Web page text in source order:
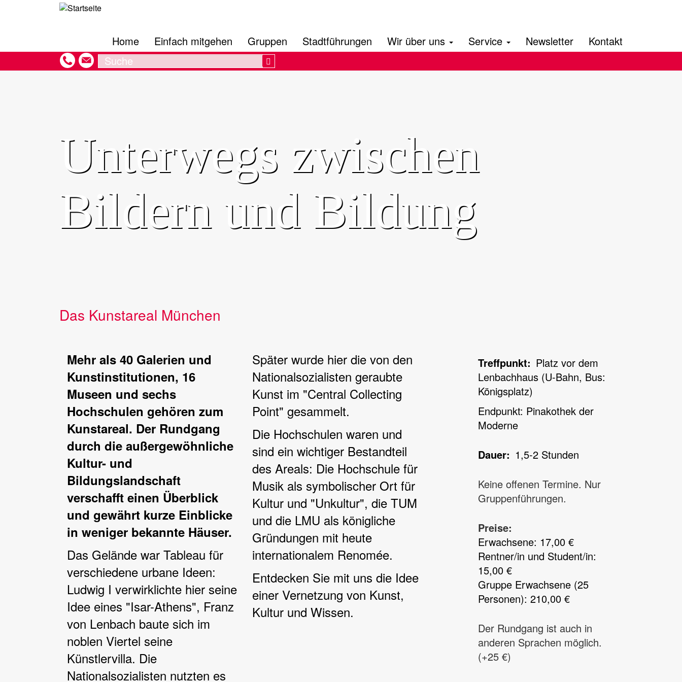
Hauptnavigation
Home Einfach mitgehen Gruppen Stadtführungen Wir über uns Service Newsletter Kontakt
Search Search
Unterwegs zwischen
Bildern und Bildung
Das Kunstareal München
Mehr als 40 Galerien und
Kunstinstitutionen, 16
Museen und sechs
Hochschulen gehören zum
Kunstareal. Der Rundgang
durch die außergewöhnliche
Kultur- und
Bildungslandschaft
verschafft einen Überblick
und gewährt kurze Einblicke
in weniger bekannte Häuser.
Das Gelände war Tableau für
verschiedene urbane Ideen:
Ludwig I verwirklichte hier seine
Idee eines "Isar-Athens", Franz
von Lenbach baute sich im
noblen Viertel seine
Künstlervilla. Die
Nationalsozialisten nutzten es
Später wurde hier die von den
Nationalsozialisten geraubte
Kunst im "Central Collecting
Point" gesammelt.
Die Hochschulen waren und
sind ein wichtiger Bestandteil
des Areals: Die Hochschule für
Musik als symbolischer Ort für
Kultur und "Unkultur", die TUM
und die LMU als königliche
Gründungen mit heute
internationalem Renomée.
Entdecken Sie mit uns die Idee
einer Vernetzung von Kunst,
Kultur und Wissen.
Treffpunkt
Platz vor dem
Lenbachhaus (U-Bahn, Bus:
Königsplatz)
Endpunkt: Pinakothek der
Moderne
Dauer
1,5-2 Stunden
Keine offenen Termine. Nur
Gruppenführungen.
Preise:
Erwachsene: 17,00 €
Rentner/in und Student/in:
15,00 €
Gruppe Erwachsene (25
Personen): 210,00 €
Der Rundgang ist auch in
anderen Sprachen möglich.
(+25 €)